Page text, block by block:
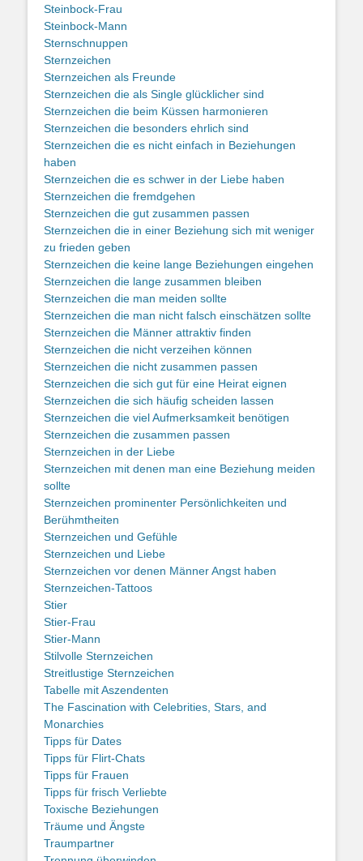
Steinbock-Frau
Steinbock-Mann
Sternschnuppen
Sternzeichen
Sternzeichen als Freunde
Sternzeichen die als Single glücklicher sind
Sternzeichen die beim Küssen harmonieren
Sternzeichen die besonders ehrlich sind
Sternzeichen die es nicht einfach in Beziehungen
haben
Sternzeichen die es schwer in der Liebe haben
Sternzeichen die fremdgehen
Sternzeichen die gut zusammen passen
Sternzeichen die in einer Beziehung sich mit weniger
zu frieden geben
Sternzeichen die keine lange Beziehungen eingehen
Sternzeichen die lange zusammen bleiben
Sternzeichen die man meiden sollte
Sternzeichen die man nicht falsch einschätzen sollte
Sternzeichen die Männer attraktiv finden
Sternzeichen die nicht verzeihen können
Sternzeichen die nicht zusammen passen
Sternzeichen die sich gut für eine Heirat eignen
Sternzeichen die sich häufig scheiden lassen
Sternzeichen die viel Aufmerksamkeit benötigen
Sternzeichen die zusammen passen
Sternzeichen in der Liebe
Sternzeichen mit denen man eine Beziehung meiden
sollte
Sternzeichen prominenter Persönlichkeiten und
Berühmtheiten
Sternzeichen und Gefühle
Sternzeichen und Liebe
Sternzeichen vor denen Männer Angst haben
Sternzeichen-Tattoos
Stier
Stier-Frau
Stier-Mann
Stilvolle Sternzeichen
Streitlustige Sternzeichen
Tabelle mit Aszendenten
The Fascination with Celebrities, Stars, and
Monarchies
Tipps für Dates
Tipps für Flirt-Chats
Tipps für Frauen
Tipps für frisch Verliebte
Toxische Beziehungen
Träume und Ängste
Traumpartner